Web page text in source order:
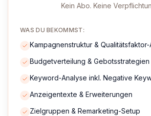
Kein Abo. Keine
WAS DU BEKOMMST:
Kampagnenstruktur & Qualitätsfaktor-
Budgetverteilung & Gebotsstrategien
Keyword-Analyse inkl. Negative
Anzeigentexte & Erweiterungen
Zielgruppen & Remarketing-Setup